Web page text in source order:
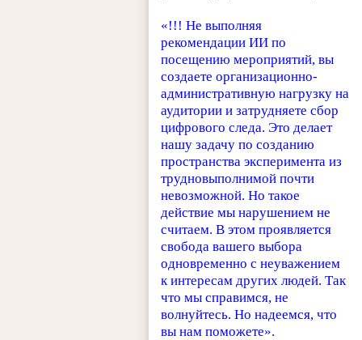
«!!! Не выполняя
рекомендации ИИ по
посещению мероприятий, вы
создаете организационно-
административную нагрузку на
аудитории и затрудняете сбор
цифрового следа. Это делает
нашу задачу по созданию
пространства эксперимента из
трудновыполнимой почти
невозможной. Но такое
действие мы нарушением не
считаем. В этом проявляется
свобода вашего выбора
одновременно с неуважением
к интересам других людей. Так
что мы справимся, не
волнуйтесь. Но надеемся, что
вы нам поможете».